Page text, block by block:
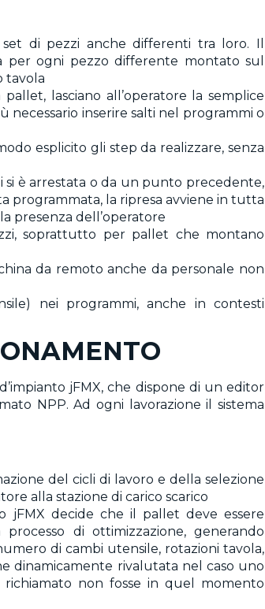
di pezzi anche differenti tra loro. Il
per ogni pezzo differente montato sul
tavola
lasciano all’operatore la semplice
necessario inserire salti nel programmi o
esplicito gli step da realizzare, senza
è arrestata o da un punto precedente,
programmata, la ripresa avviene in tutta
presenza dell’operatore
soprattutto per pallet che montano
da remoto anche da personale non
nei programmi, anche in contesti
jFMX, che dispone di un editor
NPP. Ad ogni lavorazione il sistema
del cicli di lavoro e della selezione
alla stazione di carico scarico
jFMX decide che il pallet deve essere
di ottimizzazione, generando
di cambi utensile, rotazioni tavola,
dinamicamente rivalutata nel caso uno
richiamato non fosse in quel momento